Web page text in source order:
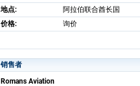
地点:
阿拉伯联合酋长国
价格:
询价
销售者
Romans Aviation